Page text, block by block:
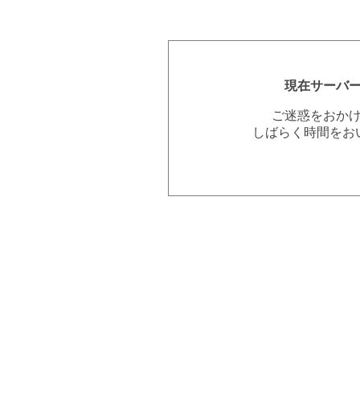
現在サーバ
ご迷惑をおか
しばらく時間を